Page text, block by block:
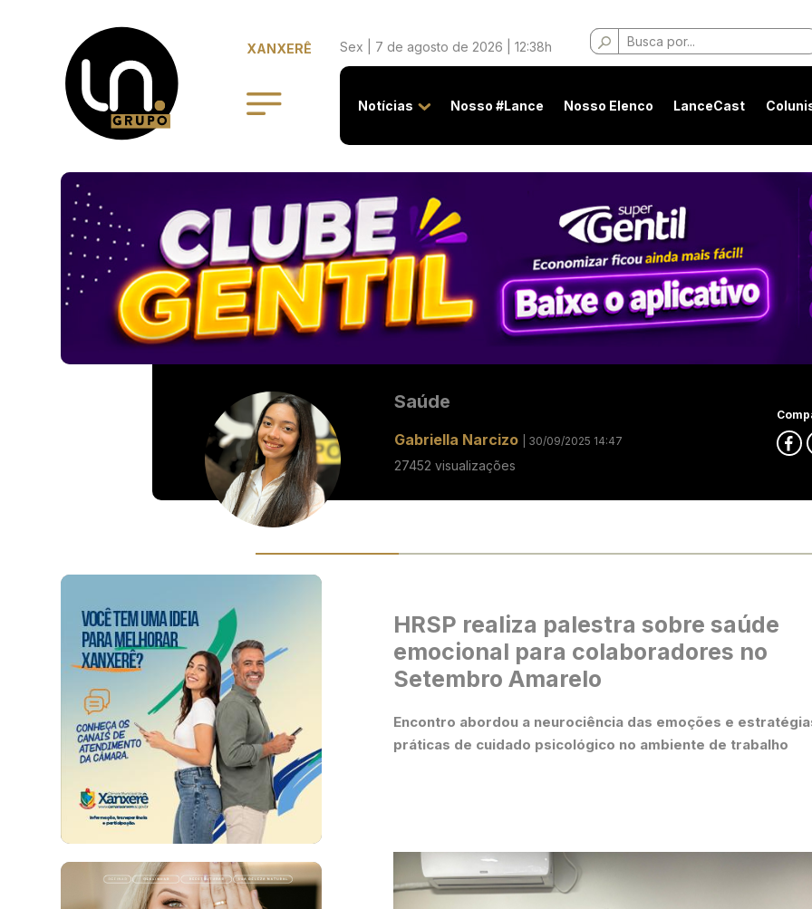
XANXERÊ Sex | 7 de agosto de 2026 | 12:38h
Buscar
por:
Notícias Nosso #Lance Nosso Elenco LanceCast
Saúde
Gabriella Narcizo | 30/09/2025 14:47
27452 visualizações
HRSP realiza palestra sobre saúde
emocional para colaboradores no
Setembro Amarelo
Encontro abordou a neurociência das emoções e
práticas de cuidado psicológico no ambiente de trabalho